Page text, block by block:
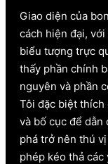
Giao diện của
cách hiện đại,
biểu tượng trực
thấy phần chính
nguyên và phần
Tôi đặc biệt thích
và bố cục để dẫn
phá trở nên thú
phép kéo thả